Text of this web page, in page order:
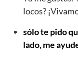
locos?
sólo te pido
lado, me